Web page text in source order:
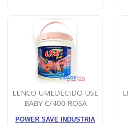
LENCO UMEDECIDO USE
BABY C/400 ROSA
POWER SAVE INDUSTRIA